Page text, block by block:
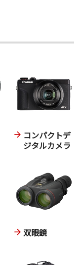
コンパクトデ
ジタルカメラ
双眼鏡